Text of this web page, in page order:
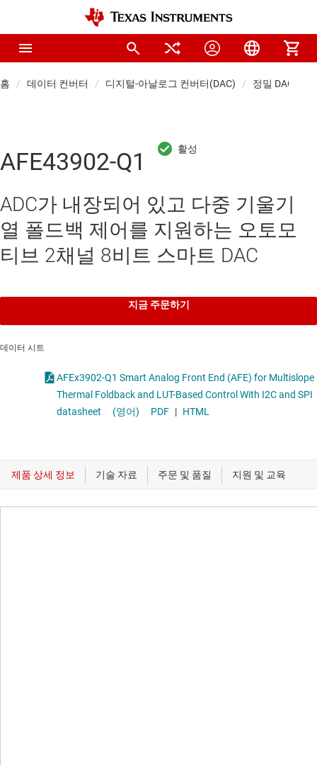
홈 데이터 컨버터 디지털-아날로그 컨버터(DAC) 정밀 DAC(≤10
AFE43902-Q1
ADC가 내장되어 있고 다중 기울기
열 폴드백 제어를 지원하는 오토모
티브 2채널 8비트 스마트 DAC
지금 주문하기
데이터 시트
AFEx3902-Q1 Smart Analog Front End (AFE) for Multislope
Thermal Foldback and LUT-Based Control With I2C and SPI
datasheet
(영어) PDF | HTML